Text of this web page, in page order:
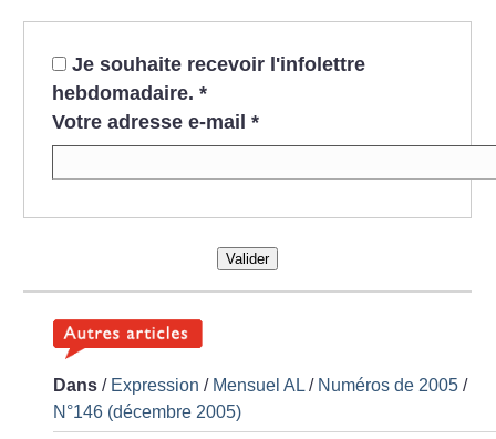
Je souhaite recevoir l'infolettre
hebdomadaire. *
Votre adresse e-mail *
Valider
Dans / Expression / Mensuel AL / Numéros de 2005 /
N°146 (décembre 2005)